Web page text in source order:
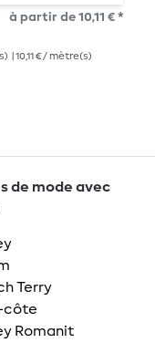
à partir de 10,11 € *
| 10,11 € / mètre(s)
de mode avec
Terry
côte
Romanit